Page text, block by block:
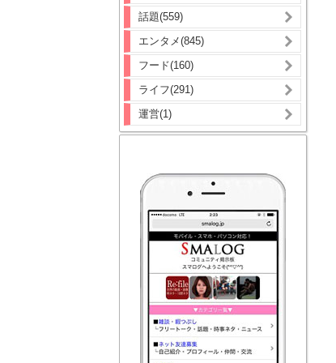
話題(559)
エンタメ(845)
フード(160)
ライフ(291)
運営(1)